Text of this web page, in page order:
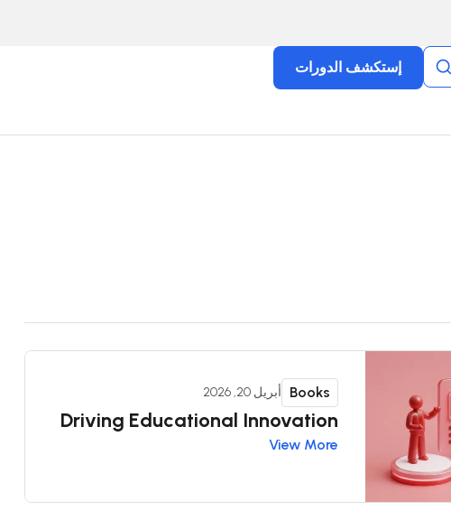
إستكشف الدورات
Driving Educational Innovation
Books أبريل 20, 2026
View More